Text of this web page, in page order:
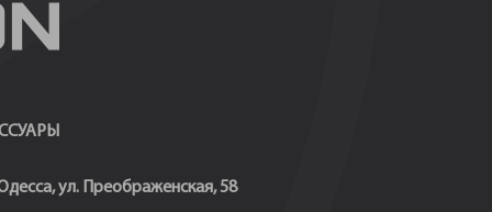
ул. Преображенская, 58